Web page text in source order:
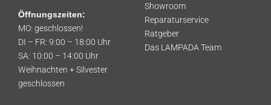
Öffnungszeiten:
MO: geschlossen!
DI – FR: 9:00 – 18:00 Uhr
SA: 10:00 – 14:00 Uhr
Weihnachten + Silvester
geschlossen
Showroom
Reparaturservice
Ratgeber
Das LAMPADA Team